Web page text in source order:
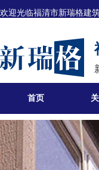
欢迎光临福清市新瑞格建
首页